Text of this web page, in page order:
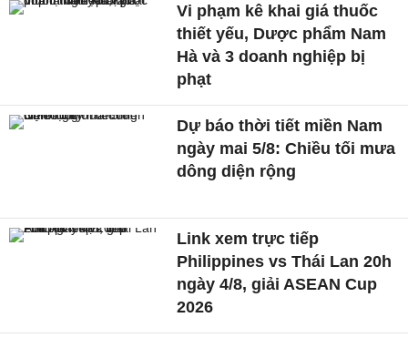
Vi phạm kê khai giá thuốc
thiết yếu, Dược phẩm Nam
Hà và 3 doanh nghiệp bị
phạt
Dự báo thời tiết miền Nam
ngày mai 5/8: Chiều tối mưa
dông diện rộng
Link xem trực tiếp
Philippines vs Thái Lan 20h
ngày 4/8, giải ASEAN Cup
2026